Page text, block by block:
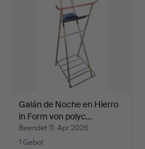
Galán de Noche en Hierro
in Form von polyc…
Beendet 11. Apr 2026
1 Gebot